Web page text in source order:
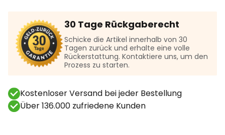
30 Tage Rückgaberecht
Schicke die Artikel innerhalb von 30
Tagen zurück und erhalte eine volle
Rückerstattung. Kontaktiere uns, um den
Prozess zu starten.
Kostenloser Versand bei jeder Bestellung
Über 136.000 zufriedene Kunden